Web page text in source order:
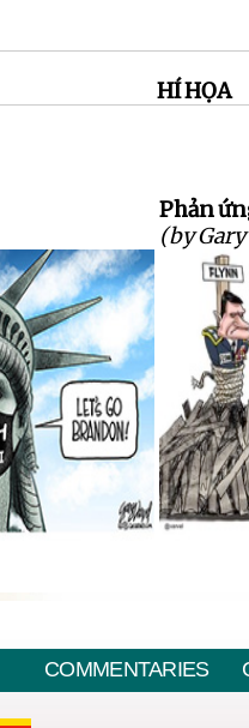
HÍ HỌA
Phản
(by
COMMENTARIES